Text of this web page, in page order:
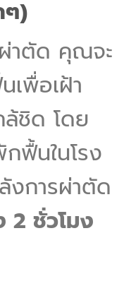
ๆ)
าตัด คุณจะ
พื่อเฝ้า
ล้ชิด โดย
กฟื้นในโรง
งการผ่าตัด
2 ชั่วโมง